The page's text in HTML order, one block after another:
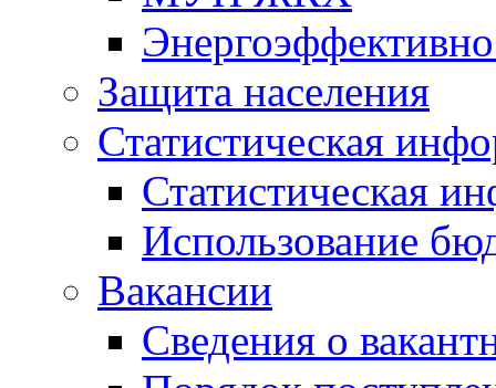
Защита населения
Статистическая
Статистическая
Использование
Вакансии
Сведения о